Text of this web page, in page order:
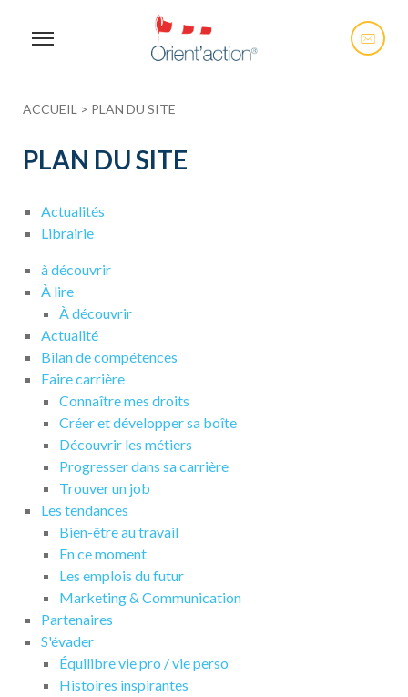
ACCUEIL > PLAN DU SITE
PLAN DU SITE
Actualités
Librairie
à découvrir
À lire
À découvrir
Actualité
Bilan de compétences
Faire carrière
Connaître mes droits
Créer et développer sa boîte
Découvrir les métiers
Progresser dans sa carrière
Trouver un job
Les tendances
Bien-être au travail
En ce moment
Les emplois du futur
Marketing & Communication
Partenaires
S'évader
Équilibre vie pro / vie perso
Histoires inspirantes